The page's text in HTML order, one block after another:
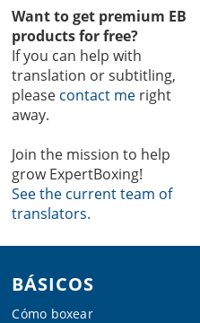
Want to get premium EB
products for free?
If you can help with
translation or subtitling,
please contact me right
away.
Join the mission to help
grow ExpertBoxing!
See the current team of
translators.
Footer
BÁSICOS
Cómo boxear